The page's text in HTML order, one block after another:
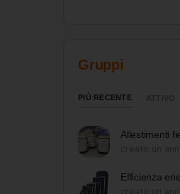
Gruppi
PIÙ RECENTE
Allestimenti
Efficienza